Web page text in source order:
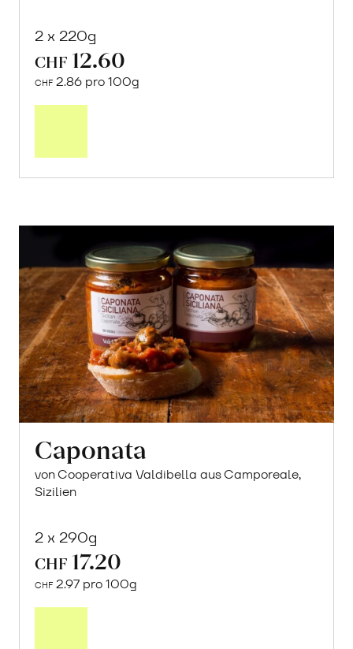
2 x 220g
CHF 12.60
CHF 2.86 pro 100g
Caponata
von Cooperativa Valdibella aus Camporeale,
Sizilien
2 x 290g
CHF 17.20
CHF 2.97 pro 100g